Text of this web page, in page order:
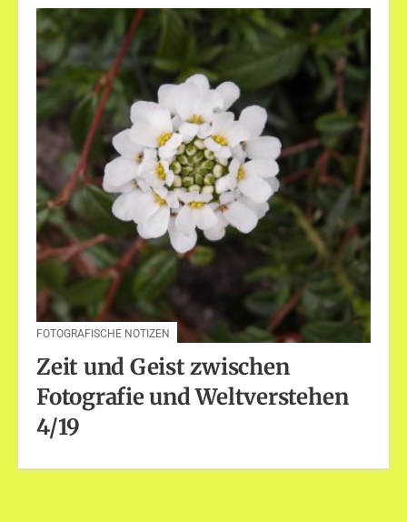
FOTOGRAFISCHE NOTIZEN
Zeit und Geist zwischen
Fotografie und Weltverstehen
4/19